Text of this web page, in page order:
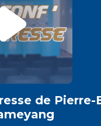
de Pierre-